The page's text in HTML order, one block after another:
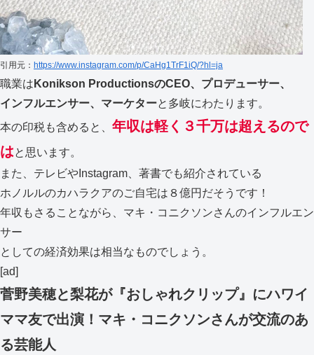
引用元： https://www.instagram.com/p/CaHg1TrF1iQ/?hl=ja
職業は Konikson ProductionsのCEO、プロデューサー、
インフルエンサー、マーケターと多岐にわたります。
本の印税も含めると、 年収は軽く３千万は超えるので
はと思います。
また、テレビやInstagram、著書でも紹介されている
ホノルルのカハラクアのご自宅は８億円だそうです！
年収もさることながら、マキ・コニクソンさんのインフルエン
サー
としての経済効果は相当なものでしょう。
[ad]
菅野美穂と梨花が『おしゃれクリップ』にハワイ
ママ友で出演！マキ・コニクソンさんが交流のあ
る芸能人